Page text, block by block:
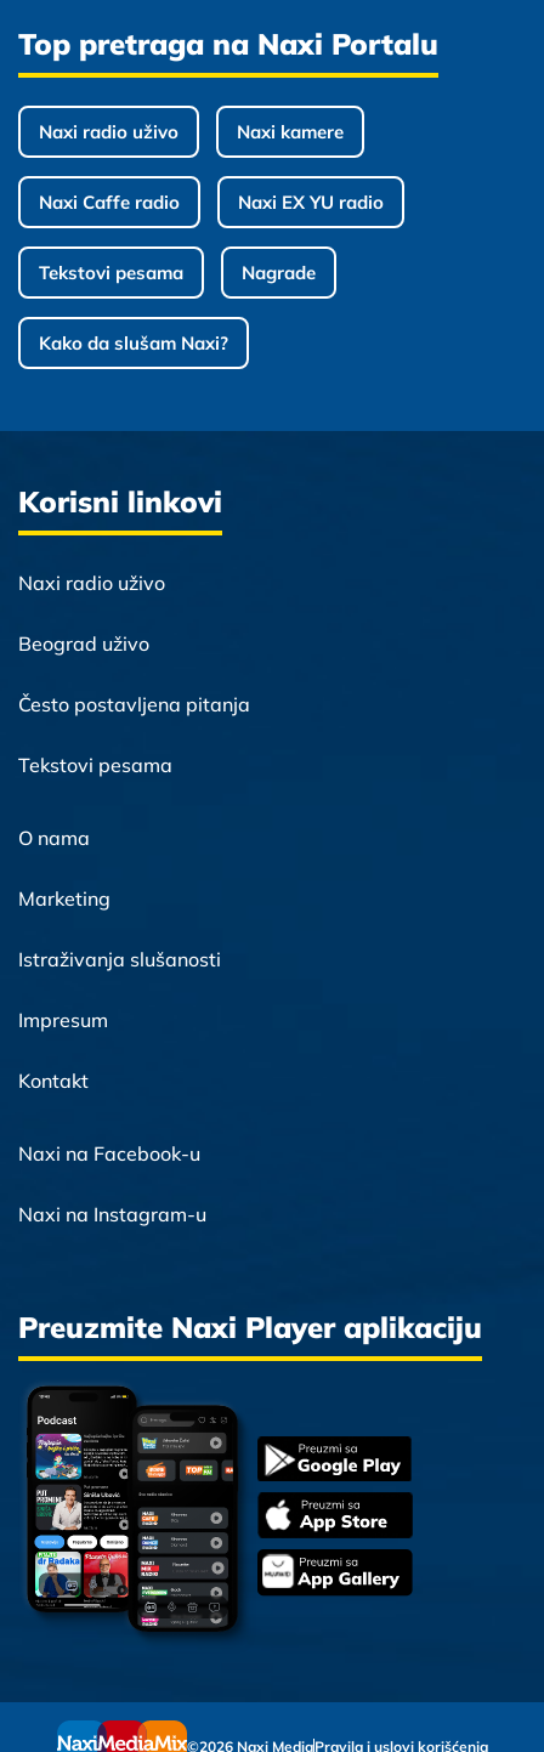
Top pretraga na Naxi Portalu
Naxi radio uživo Naxi kamere
Naxi Caffe radio Naxi EX YU radio
Tekstovi pesama Nagrade
Kako da slušam Naxi?
Korisni linkovi
Naxi radio uživo
Beograd uživo
Često postavljena pitanja
Tekstovi pesama
O nama
Marketing
Istraživanja slušanosti
Impresum
Kontakt
Naxi na Facebook-u
Naxi na Instagram-u
Preuzmite Naxi Player aplikaciju
©2026 Naxi MediaPravila i uslovi korišćenja